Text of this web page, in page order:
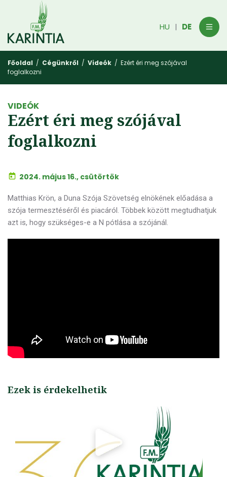
HU | DE
Főoldal / Cégünkről / Videók / Ezért éri meg szójával
foglalkozni
VIDEÓK
Ezért éri meg szójával
foglalkozni
2024. május 16., csütörtök
Matthias Krön, a Duna Szója Szövetség elnökének előadása a
szója termesztéséről és piacáról. Többek között megtudhatjuk
azt is, hogy szükséges-e a N pótlása a szójánál.
Ezek is érdekelhetik